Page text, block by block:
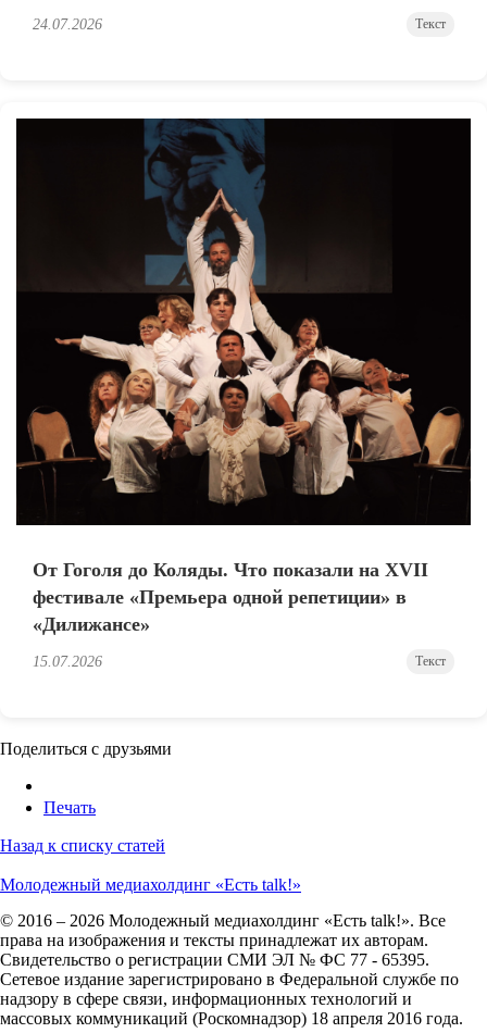
24.07.2026 Текст
От Гоголя до Коляды. Что показали на XVII
фестивале «Премьера одной репетиции» в
«Дилижансе»
15.07.2026 Текст
Поделиться с друзьями
Печать
Назад к списку статей
Молодежный медиахолдинг «Есть talk!»
© 2016 – 2026 Молодежный медиахолдинг «Есть talk!». Все
права на изображения и тексты принадлежат их авторам.
Свидетельство о регистрации СМИ ЭЛ № ФС 77 - 65395.
Сетевое издание зарегистрировано в Федеральной службе по
надзору в сфере связи, информационных технологий и
массовых коммуникаций (Роскомнадзор) 18 апреля 2016 года.